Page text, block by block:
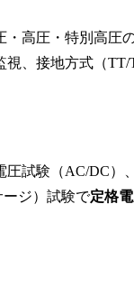
・高圧・特別高圧
視、接地方式（
圧試験（AC/DC）
ージ）試験で定格